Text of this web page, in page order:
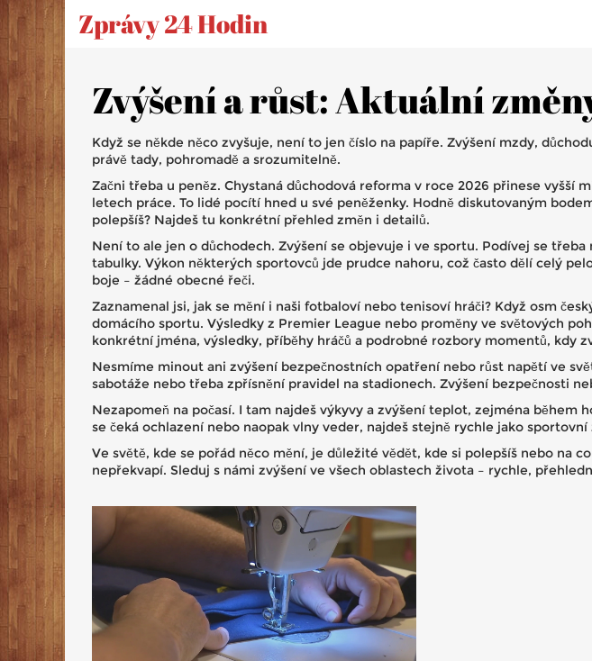
Zprávy 24 Hodin
Zvýšení a růst: Aktuální
Když se někde něco zvyšuje, není to jen číslo na papíře. Zvýšení mzdy,
právě tady, pohromadě a srozumitelně.
Začni třeba u peněz. Chystaná důchodová reforma v roce 2026 přinese
letech práce. To lidé pocítí hned u své peněženky. Hodně diskutovaným
polepšíš? Najdeš tu konkrétní přehled změn i detailů.
Není to ale jen o důchodech. Zvýšení se objevuje i ve sportu. Podívej se
tabulky. Výkon některých sportovců jde prudce nahoru, což často dělí celý
boje – žádné obecné řeči.
Zaznamenal jsi, jak se mění i naši fotbaloví nebo tenisoví hráči? Když osm
domácího sportu. Výsledky z Premier League nebo proměny ve světových
konkrétní jména, výsledky, příběhy hráčů a podrobné rozbory momentů, kdy
Nesmíme minout ani zvýšení bezpečnostních opatření nebo růst napětí ve
sabotáže nebo třeba zpřísnění pravidel na stadionech. Zvýšení bezpečnosti
Nezapomeň na počasí. I tam najdeš výkyvy a zvýšení teplot, zejména
se čeká ochlazení nebo naopak vlny veder, najdeš stejně rychle jako sportovní
Ve světě, kde se pořád něco mění, je důležité vědět, kde si polepšíš nebo na
nepřekvapí. Sleduj s námi zvýšení ve všech oblastech života – rychle,